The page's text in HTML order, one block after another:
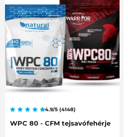
WPC 80 - CFM tejsavófehérje
4.9/5 (4148)